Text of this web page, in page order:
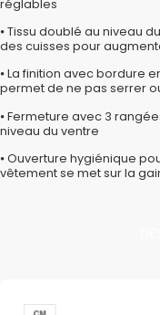
réglables
⦁ Tissu doublé au niveau
des cuisses pour
⦁ La finition avec bordure
permet de ne pas serrer
⦁ Fermeture avec 3
niveau du ventre
⦁ Ouverture hygiénique
vêtement se met sur la